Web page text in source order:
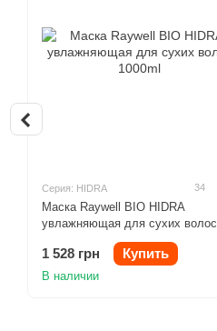
Серия: HIDRA 34
Маска Raywell BIO HIDRA
увлажняющая для сухих волос
1 528 грн Купить
В наличии